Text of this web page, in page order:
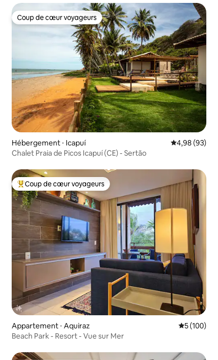
Coup de cœur voyageurs
Coup de cœur voyageurs
Hébergement ⋅ Icapuí Évaluation
4,98 (93)
Chalet Praia de Picos Icapuí (CE) - Sertão
Coups de cœur voyageurs les plus appréciés
Coup de cœur voyageurs
Appartement ⋅ Aquiraz Évaluation
5 (100)
Beach Park - Resort - Vue sur Mer